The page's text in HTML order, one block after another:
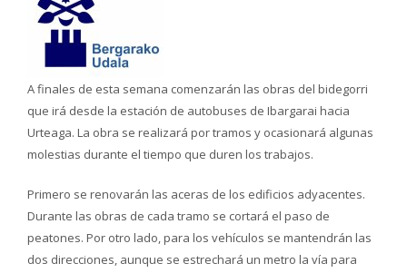
A finales de esta semana comenzarán las obras del bidegorri
que irá desde la estación de autobuses de Ibargarai hacia
Urteaga. La obra se realizará por tramos y ocasionará algunas
molestias durante el tiempo que duren los trabajos.
Primero se renovarán las aceras de los edificios adyacentes.
Durante las obras de cada tramo se cortará el paso de
peatones. Por otro lado, para los vehículos se mantendrán las
dos direcciones, aunque se estrechará un metro la vía para